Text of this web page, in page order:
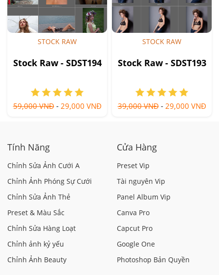
STOCK RAW
Stock Raw - SDST194
59,000 VNĐ- 29,000 VNĐ
STOCK RAW
Stock Raw - SDST193
39,000 VNĐ- 29,000 VNĐ
Tính Năng
Chỉnh Sửa Ảnh Cưới A
Chỉnh Ảnh Phóng Sự Cưới
Chỉnh Sửa Ảnh Thẻ
Preset & Màu Sắc
Chỉnh Sửa Hàng Loạt
Chỉnh ảnh kỷ yếu
Chỉnh Ảnh Beauty
Cửa Hàng
Preset Vip
Tài nguyên Vip
Panel Album Vip
Canva Pro
Capcut Pro
Google One
Photoshop Bản Quyền